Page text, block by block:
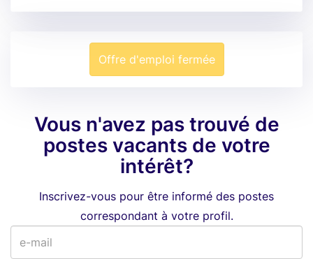
Offre d'emploi fermée
Vous n'avez pas trouvé de
postes vacants de votre
intérêt?
Inscrivez-vous pour être informé des postes
correspondant à votre profil.